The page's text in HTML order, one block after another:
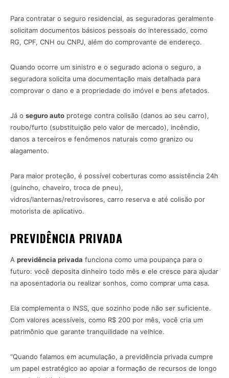
Para contratar o seguro residencial, as seguradoras geralmente
solicitam documentos básicos pessoais do interessado, como
RG, CPF, CNH ou CNPJ, além do comprovante de endereço.
Quando ocorre um sinistro e o segurado aciona o seguro, a
seguradora solicita uma documentação mais detalhada para
comprovar o dano e a propriedade do imóvel e bens afetados.
Já o seguro auto protege contra colisão (danos ao seu carro),
roubo/furto (substituição pelo valor de mercado), incêndio,
danos a terceiros e fenômenos naturais como granizo ou
alagamento.
Para maior proteção, é possível coberturas como assistência 24h
(guincho, chaveiro, troca de pneu),
vidros/lanternas/retrovisores, carro reserva e até colisão por
motorista de aplicativo.
PREVIDÊNCIA PRIVADA
A previdência privada funciona como uma poupança para o
futuro: você deposita dinheiro todo mês e ele cresce para ajudar
na aposentadoria ou realizar sonhos, como comprar uma casa.
Ela complementa o INSS, que sozinho pode não ser suficiente.
Com valores acessíveis, como R$ 200 por mês, você cria um
patrimônio que garante tranquilidade na velhice.
“Quando falamos em acumulação, a previdência privada cumpre
um papel estratégico ao apoiar a formação de recursos de longo